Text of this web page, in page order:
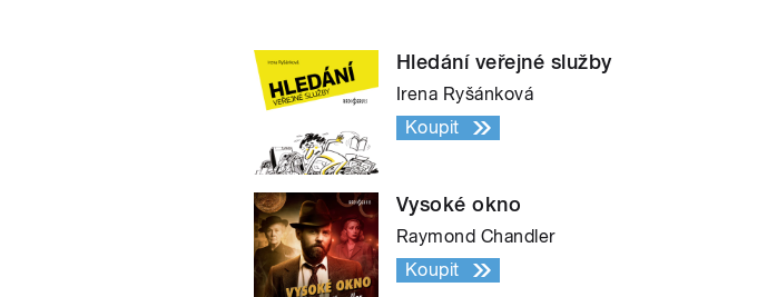
Hledání veřejné služby
Irena Ryšánková
Koupit
Vysoké okno
Raymond Chandler
Koupit